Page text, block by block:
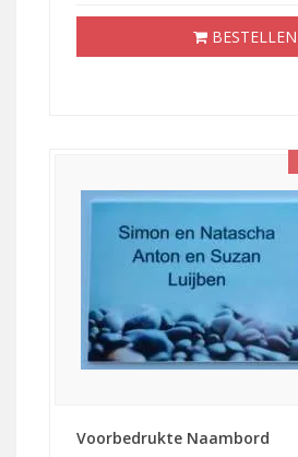
BESTELLEN
Voorbedrukte Naambord